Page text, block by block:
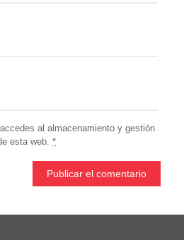
al almacenamiento y gestión
esta web. *